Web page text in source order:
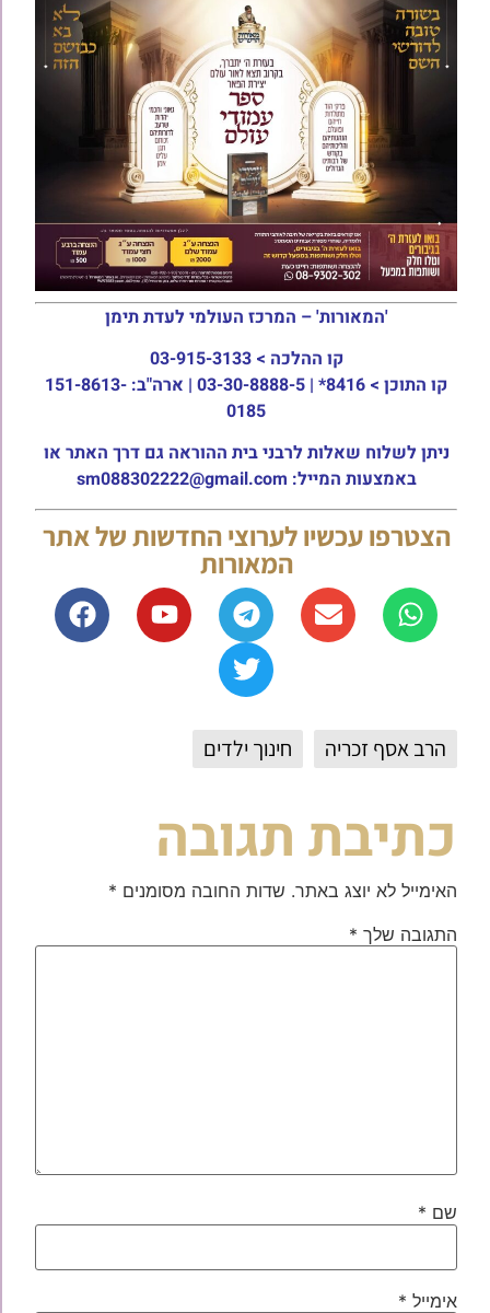
'המאורות' – המרכז העולמי לעדת תימן
קו ההלכה > 03-915-3133
קו התוכן >
8416* | 03-30-8888-5 | ארה"ב: 151-8613-
0185
ניתן לשלוח שאלות לרבני בית ההוראה גם דרך האתר או
באמצעות המייל: sm088302222@gmail.com
הצטרפו עכשיו לערוצי החדשות של אתר
המאורות
הרב אסף זכריה חינוך ילדים
כתיבת תגובה
האימייל לא יוצג באתר. שדות החובה מסומנים *
התגובה שלך *
שם *
אימייל *